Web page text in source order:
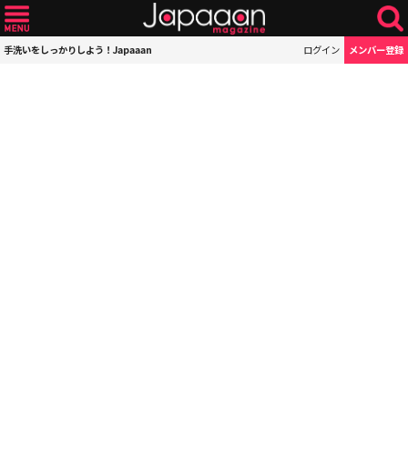
手洗いをしっかりしよう！Japaaan ログイン メンバー登録